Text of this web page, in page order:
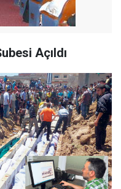
Açıldı